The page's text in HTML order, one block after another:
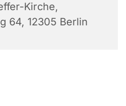
Kirche,
64, 12305 Berlin